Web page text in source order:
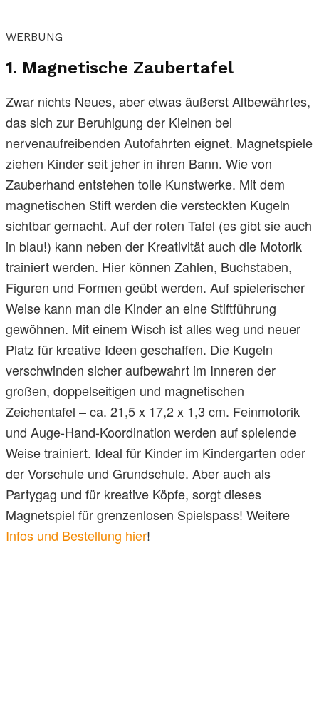
WERBUNG
1. Magnetische Zaubertafel
Zwar nichts Neues, aber etwas äußerst Altbewährtes,
das sich zur Beruhigung der Kleinen bei
nervenaufreibenden Autofahrten eignet. Magnetspiele
ziehen Kinder seit jeher in ihren Bann. Wie von
Zauberhand entstehen tolle Kunstwerke. Mit dem
magnetischen Stift werden die versteckten Kugeln
sichtbar gemacht. Auf der roten Tafel (es gibt sie auch
in blau!) kann neben der Kreativität auch die Motorik
trainiert werden. Hier können Zahlen, Buchstaben,
Figuren und Formen geübt werden. Auf spielerischer
Weise kann man die Kinder an eine Stiftführung
gewöhnen. Mit einem Wisch ist alles weg und neuer
Platz für kreative Ideen geschaffen. Die Kugeln
verschwinden sicher aufbewahrt im Inneren der
großen, doppelseitigen und magnetischen
Zeichentafel – ca. 21,5 x 17,2 x 1,3 cm. Feinmotorik
und Auge-Hand-Koordination werden auf spielende
Weise trainiert. Ideal für Kinder im Kindergarten oder
der Vorschule und Grundschule. Aber auch als
Partygag und für kreative Köpfe, sorgt dieses
Magnetspiel für grenzenlosen Spielspass! Weitere
Infos und Bestellung hier!